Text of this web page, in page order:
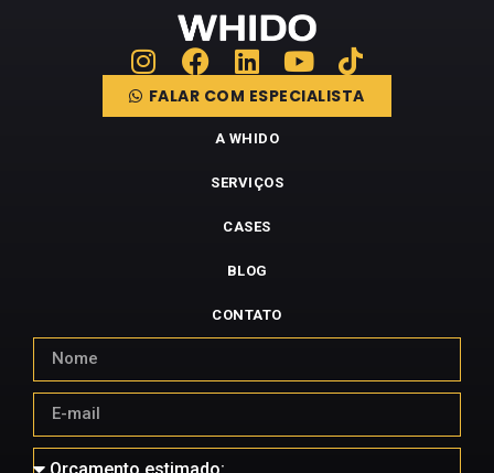
FALAR COM ESPECIALISTA
A WHIDO
SERVIÇOS
CASES
BLOG
CONTATO